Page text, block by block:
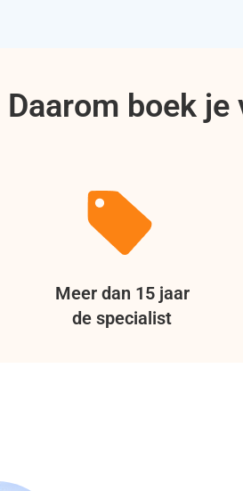
Daarom boek je
Meer dan 15 jaar
de specialist